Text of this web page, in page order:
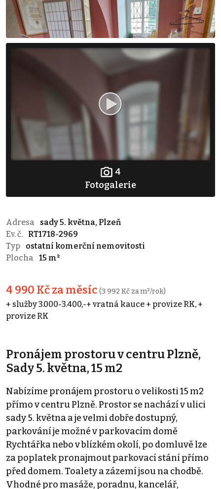
4
Fotogalerie
Adresa
sady 5. května, Plzeň
Ev. č.
RT1718-2969
Typ
ostatní komerční nemovitosti
Plocha
15 m²
4 990 Kč za měsíc (3 992 Kč za m²/rok)
+ služby 3.000-3.400,-+ vratná kauce + provize RK, +
provize RK
Pronájem prostoru v centru Plzně,
Sady 5. května, 15 m2
Nabízíme pronájem prostoru o velikosti 15 m2
přímo v centru Plzně. Prostor se nachází v ulici
sady 5. května a je velmi dobře dostupný,
parkování je možné v parkovacím domě
Rychtářka nebo v blízkém okolí, po domluvě lze
za poplatek pronajmout parkovací stání přímo
před domem. Toalety a zázemí jsou na chodbě.
Vhodné pro masáže, poradnu, kancelář,